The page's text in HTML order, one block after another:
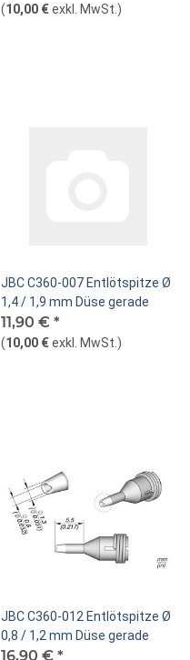
(10,00 €exkl. MwSt. )
JBC C360-007 Entlötspitze Ø
1,4 / 1,9 mm Düse gerade
11,90 € *
(10,00 €exkl. MwSt. )
JBC C360-012 Entlötspitze Ø
0,8 / 1,2 mm Düse gerade
16,90 € *